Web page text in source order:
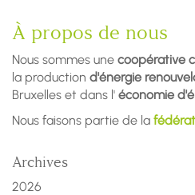
À propos de nous
Nous sommes une coopérative
la production d'énergie
Bruxelles et dans l' économie
Nous faisons partie de la
Archives
2026